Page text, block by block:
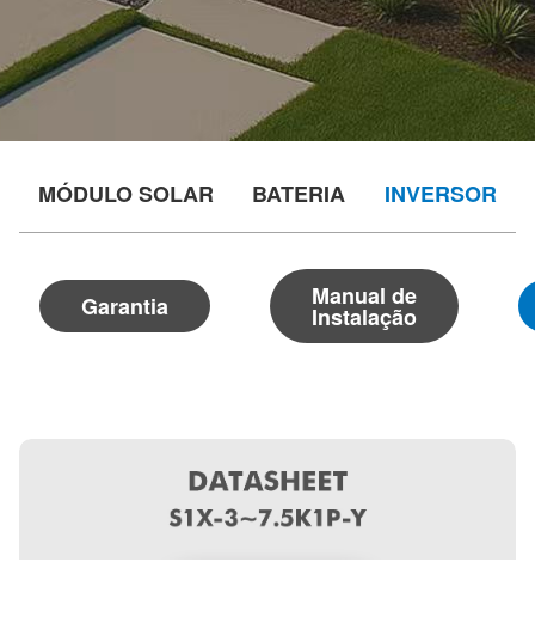
MÓDULO SOLAR BATERIA INVERSOR
Garantia Manual de
Instalação